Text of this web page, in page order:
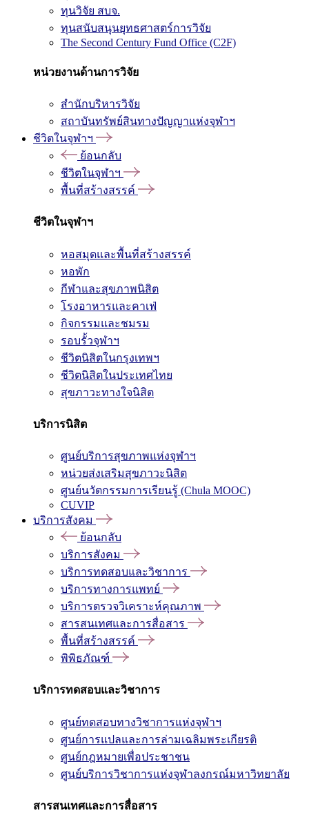
ทุนวิจัย สบจ.
ทุนสนับสนุนยุทธศาสตร์การวิจัย
The Second Century Fund Office (C2F)
หน่วยงานด้านการวิจัย
สำนักบริหารวิจัย
สถาบันทรัพย์สินทางปัญญาแห่งจุฬาฯ
ชีวิตในจุฬาฯ
ย้อนกลับ
ชีวิตในจุฬาฯ
พื้นที่สร้างสรรค์
ชีวิตในจุฬาฯ
หอสมุดและพื้นที่สร้างสรรค์
หอพัก
กีฬาและสุขภาพนิสิต
โรงอาหารและคาเฟ่
กิจกรรมและชมรม
รอบรั้วจุฬาฯ
ชีวิตนิสิตในกรุงเทพฯ
ชีวิตนิสิตในประเทศไทย
สุขภาวะทางใจนิสิต
บริการนิสิต
ศูนย์บริการสุขภาพแห่งจุฬาฯ
หน่วยส่งเสริมสุขภาวะนิสิต
ศูนย์นวัตกรรมการเรียนรู้ (Chula MOOC)
CUVIP
บริการสังคม
ย้อนกลับ
บริการสังคม
บริการทดสอบและวิชาการ
บริการทางการแพทย์
บริการตรวจวิเคราะห์คุณภาพ
สารสนเทศและการสื่อสาร
พื้นที่สร้างสรรค์
พิพิธภัณฑ์
บริการทดสอบและวิชาการ
ศูนย์ทดสอบทางวิชาการแห่งจุฬาฯ
ศูนย์การแปลและการล่ามเฉลิมพระเกียรติ
ศูนย์กฎหมายเพื่อประชาชน
ศูนย์บริการวิชาการแห่งจุฬาลงกรณ์มหาวิทยาลัย
สารสนเทศและการสื่อสาร